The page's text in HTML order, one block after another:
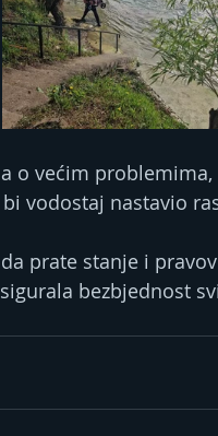
o većim
vodostaj nastavio
prate stanje i
bezbjednost